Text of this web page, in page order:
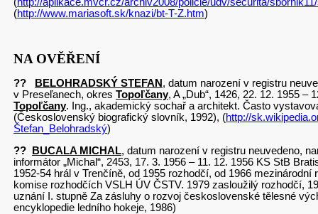
(http://www.mariasoft.sk/knazi/bt-T-Z.htm)
NA OVĚŘENÍ
?? BELOHRADSKÝ STEFAN , datum narození v registru
v Preseľanech, okres Topoľčany, A „Dub“, 1426, 22. 12. 1955 –
Topoľčany. Ing., akademický sochař a architekt. Často
(Československý biografický slovník, 1992), (http://
Štefan_Belohradský)
??
BUCALA MICHAL, datum narození v registru neuvedeno,
informátor „Michal“, 2453, 17. 3. 1956 – 11. 12. 1956 KS StB
1952-54 hrál v Trenčíně, od 1955 rozhodčí, od 1966 mezinárodní
komise rozhodčích VSLH ÚV ČSTV. 1979 zasloužilý rozhodčí,
uznání I. stupně Za zásluhy o rozvoj československé tělesné
encyklopedie ledního hokeje, 1986)